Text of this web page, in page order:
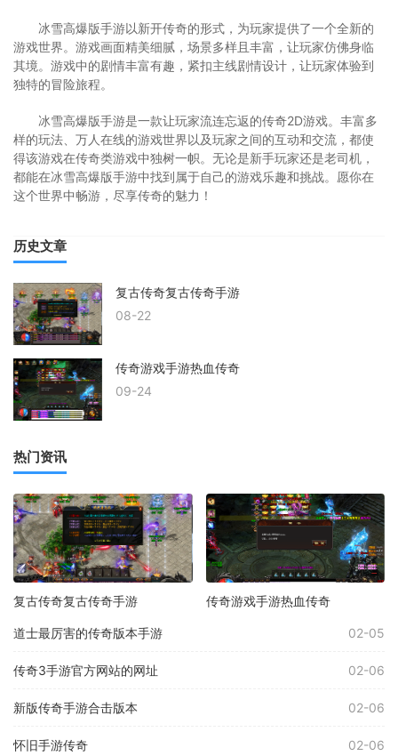
冰雪高爆版手游以新开传奇的形式，为玩家提供了一个全新的
游戏世界。游戏画面精美细腻，场景多样且丰富，让玩家仿佛身临
其境。游戏中的剧情丰富有趣，紧扣主线剧情设计，让玩家体验到
独特的冒险旅程。
冰雪高爆版手游是一款让玩家流连忘返的传奇2D游戏。丰富多
样的玩法、万人在线的游戏世界以及玩家之间的互动和交流，都使
得该游戏在传奇类游戏中独树一帜。无论是新手玩家还是老司机，
都能在冰雪高爆版手游中找到属于自己的游戏乐趣和挑战。愿你在
这个世界中畅游，尽享传奇的魅力！
历史文章
复古传奇复古传奇手游
08-22
传奇游戏手游热血传奇
09-24
热门资讯
复古传奇复古传奇手游 传奇游戏手游热血传奇
道士最厉害的传奇版本手游 02-05
传奇3手游官方网站的网址 02-06
新版传奇手游合击版本 02-06
怀旧手游传奇 02-06